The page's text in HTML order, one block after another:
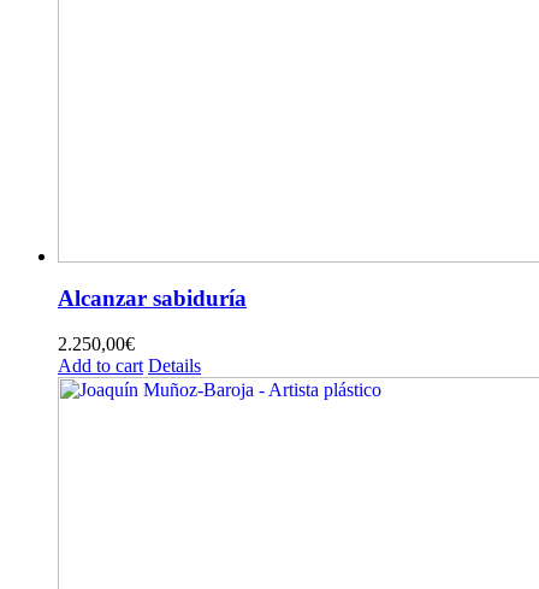
Alcanzar sabiduría
2.250,00€
Add to cart Details